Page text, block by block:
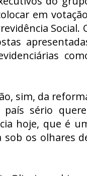
em
Social.
sim, da
país sério
hoje, que é
sob os olhares